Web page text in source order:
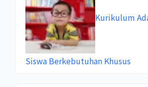
Kurikulum
Siswa Berkebutuhan Khusus